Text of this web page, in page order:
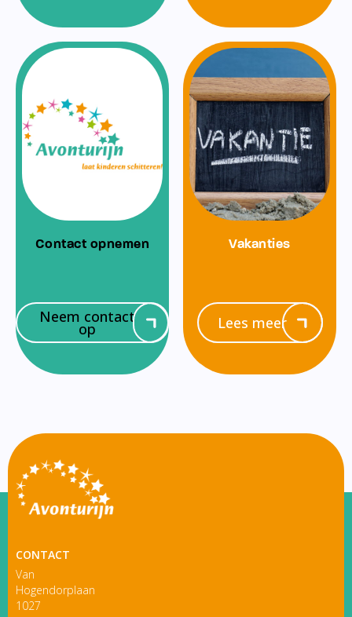
Contact opnemen
Neem contact
op
Vakanties
Lees meer
CONTACT
Van
Hogendorplaan
1027